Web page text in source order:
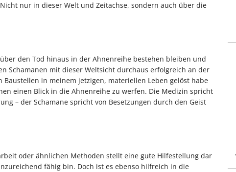
nur in dieser Welt und Zeitachse, sondern auch über die
den Tod hinaus in der Ahnenreihe bestehen bleiben und
Schamanen mit dieser Weltsicht durchaus erfolgreich an der
in meinem jetzigen, materiellen Leben gelöst habe
einen Blick in die Ahnenreihe zu werfen. Die Medizin spricht
– der Schamane spricht von Besetzungen durch den Geist
oder ähnlichen Methoden stellt eine gute Hilfestellung dar
fähig bin. Doch ist es ebenso hilfreich in die